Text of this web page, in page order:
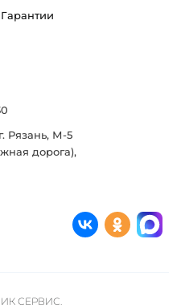
Гарантии
Рязань, М-5
дорога),
СЕРВИС.